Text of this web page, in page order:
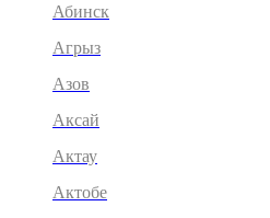
Абинск
Агрыз
Азов
Аксай
Актау
Актобе